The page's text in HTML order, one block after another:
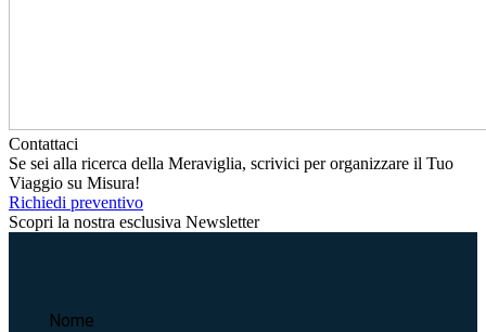
Contattaci
Se sei alla ricerca della Meraviglia, scrivici per organizzare il Tuo
Viaggio su Misura!
Richiedi preventivo
Scopri la nostra esclusiva Newsletter
Nome